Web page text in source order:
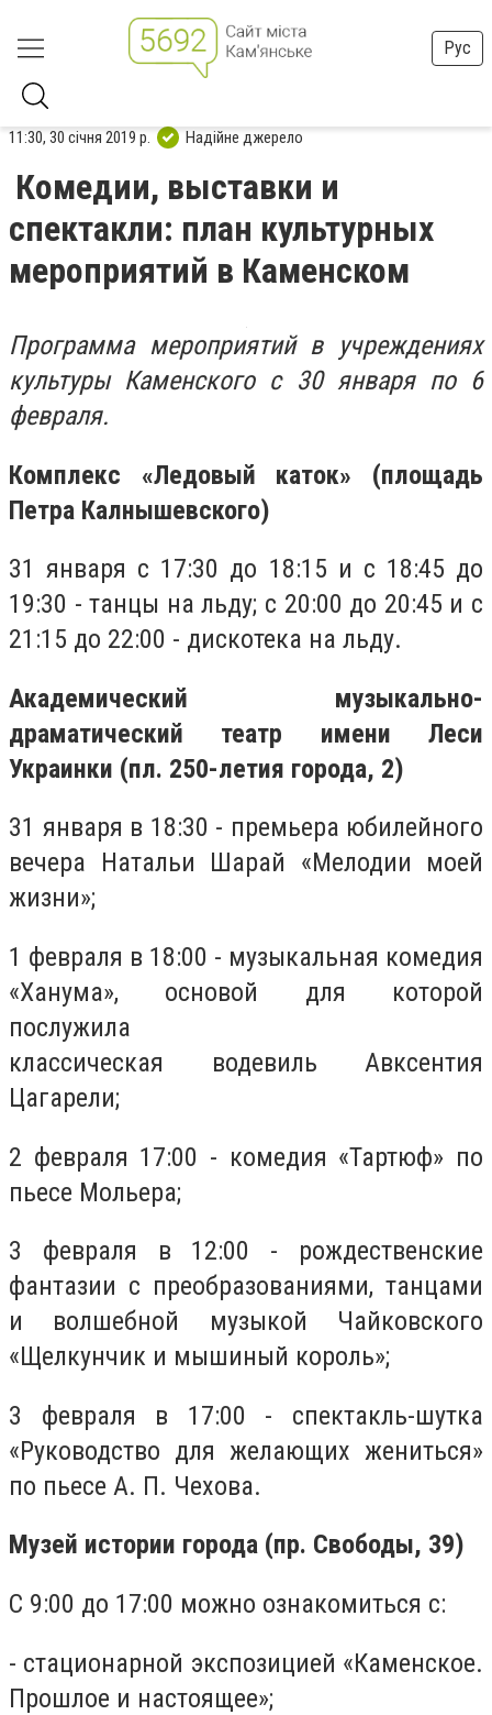
Рус
11:30, 30 січня 2019 р. Надійне джерело
Комедии, выставки и
спектакли: план культурных
мероприятий в Каменском
Программа мероприятий в учреждениях
культуры Каменского с 30 января по 6
февраля.
Комплекс «Ледовый каток» (площадь
Петра Калнышевского)
31 января с 17:30 до 18:15 и с 18:45 до
19:30 - танцы на льду; с 20:00 до 20:45 и с
21:15 до 22:00 - дискотека на льду.
Академический музыкально-
драматический театр имени Леси
Украинки (пл. 250-летия города, 2)
31 января в 18:30 - премьера юбилейного
вечера Натальи Шарай «Мелодии моей
жизни»;
1 февраля в 18:00 - музыкальная комедия
«Ханума», основой для которой
послужила
классическая водевиль Авксентия
Цагарели;
2 февраля 17:00 - комедия «Тартюф» по
пьесе Мольера;
3 февраля в 12:00 - рождественские
фантазии с преобразованиями, танцами
и волшебной музыкой Чайковского
«Щелкунчик и мышиный король»;
3 февраля в 17:00 - спектакль-шутка
«Руководство для желающих жениться»
по пьесе А. П. Чехова.
Музей истории города (пр. Свободы, 39)
С 9:00 до 17:00 можно ознакомиться с:
- стационарной экспозицией «Каменское.
Прошлое и настоящее»;